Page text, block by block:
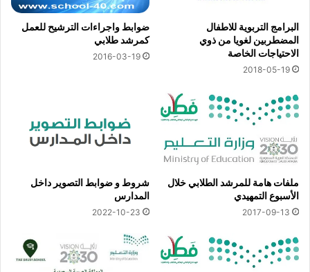
البرامج التربوية للاطفال
المضطربين لغويا من ذوي
الاحتياجات الخاصة
2018-05-19
ضوابط واجراءات الترشيح للعمل
كمرشد طلابي
2016-03-19
ملفات هامة للمرشد الطلابي خلال
الأسبوع التمهيدي
2017-09-13
شروط و ضوابط التصوير داخل
المدارس
2022-10-23